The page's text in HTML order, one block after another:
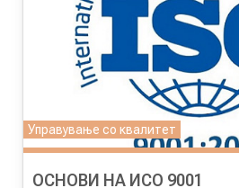
Управување со квалитет
ОСНОВИ НА ИСО 9001